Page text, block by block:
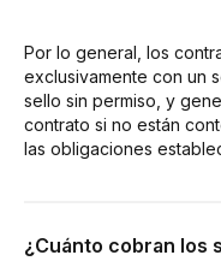
Por lo general, los
exclusivamente con un
sello sin permiso, y
contrato si no están
las obligaciones
¿Cuánto cobran los